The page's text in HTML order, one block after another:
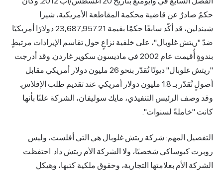
حكمٌ صادرٌ عن قاضية محكمة المقاطعة الأمريكية، شيرا
شيندلين، قد أكّد سابقًا حكمًا بقيمة 23,687,957.21 دولارًا أمريكيًا
ضدّ "ريتش غلوبال"، على خلفية نزاعٍ حول تقاسم الإيرادات مرتبطٍ
بندوةٍ أُقيمت عام 2002 في ماديسون سكوير غاردن. وقد أدرجت
"ريتش غلوبال" ديونًا تُقدّر بنحو 26 مليون دولار أمريكي مقابل
أصولٍ تُقدّر بـ 1.8 مليون دولار أمريكي عند تقديم طلب الإفلاس.
وقد وصف الرئيس التنفيذي، مايك سوليفان، الشركة علنًا بأنها
كانت "خاملةً لسنوات".
التفصيل المهم: شركة ريتش غلوبال هي التي أفلست، وليس
روبرت كيوساكي شخصيًا، ولا الشركة الأم ريتش داد. احتفظت
الشركة الأم بعلامتها التجارية، وحقوق ملكية كتبها، وهيكل